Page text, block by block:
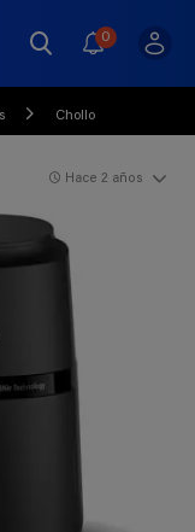
0
Chollo
Hace 2 años